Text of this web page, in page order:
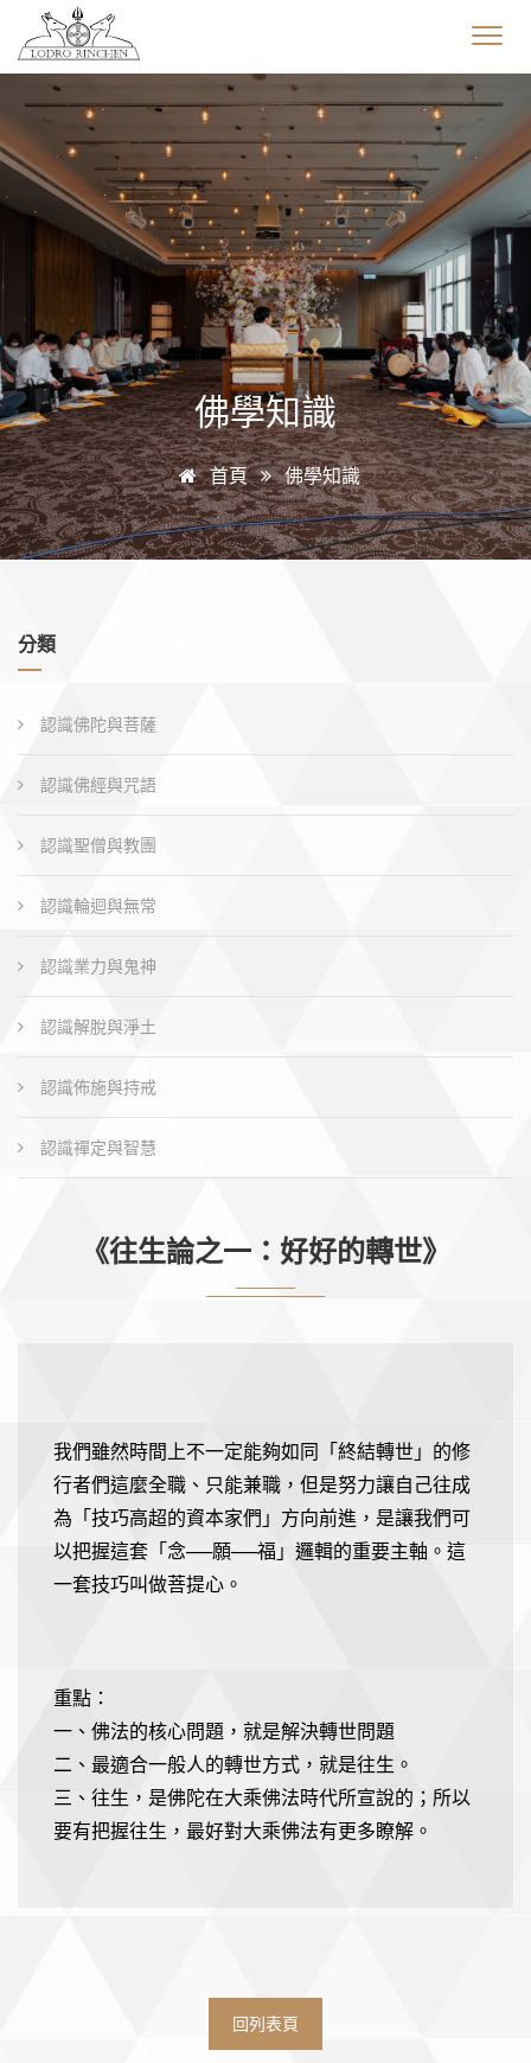
佛學知識
首頁 佛學知識
分類
認識佛陀與菩薩
認識佛經與咒語
認識聖僧與教團
認識輪迴與無常
認識業力與鬼神
認識解脫與淨土
認識佈施與持戒
認識禪定與智慧
《往生論之一：好好的轉世》
我們雖然時間上不一定能夠如同「終結轉世」的修
行者們這麼全職、只能兼職，但是努力讓自己往成
為「技巧高超的資本家們」方向前進，是讓我們可
以把握這套「念──願──福」邏輯的重要主軸。這
一套技巧叫做菩提心。
重點：
一、佛法的核心問題，就是解決轉世問題
二、最適合一般人的轉世方式，就是往生。
三、往生，是佛陀在大乘佛法時代所宣說的；所以
要有把握往生，最好對大乘佛法有更多瞭解。
回列表頁